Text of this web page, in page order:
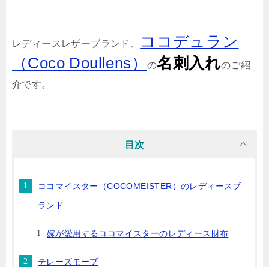
レディースレザーブランド、
ココデュラン
（Coco Doullens）
の名刺入れのご紹
介です。
目次
ココマイスター（COCOMEISTER）のレディースブ
ランド
嫁が愛用するココマイスターのレディース財布
テレーズモーブ